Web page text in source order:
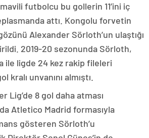
futbolcu bu gollerin 11’ini iç
attı. Kongolu forvetin
Alexander Sörloth’un ulaştığı
2019-20 sezonunda Sörloth,
ile ligde 24 kez rakip fileleri
kralı unvanını almıştı.
Lig’de 8 gol daha atması
Atletico Madrid formasıyla
gösteren Sörloth’u